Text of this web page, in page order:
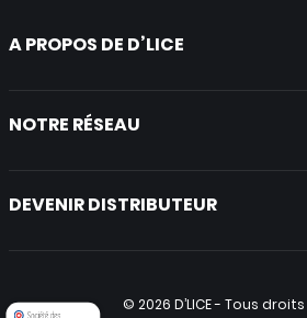
A PROPOS DE D’LICE
Mentions légales
CGV
Politique de protection des données
NOTRE RÉSEAU
Nicotine world
Nicoswitch
Nicopouches
DEVENIR DISTRIBUTEUR
Les avantages
© 2026 D’LICE - Tous